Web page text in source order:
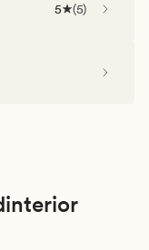
5 (5)